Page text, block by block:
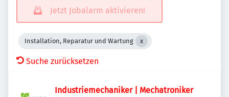
Jetzt Jobalarm aktivieren!
Installation, Reparatur und Wartung
Suche zurücksetzen
Industriemechaniker | Mechatroniker